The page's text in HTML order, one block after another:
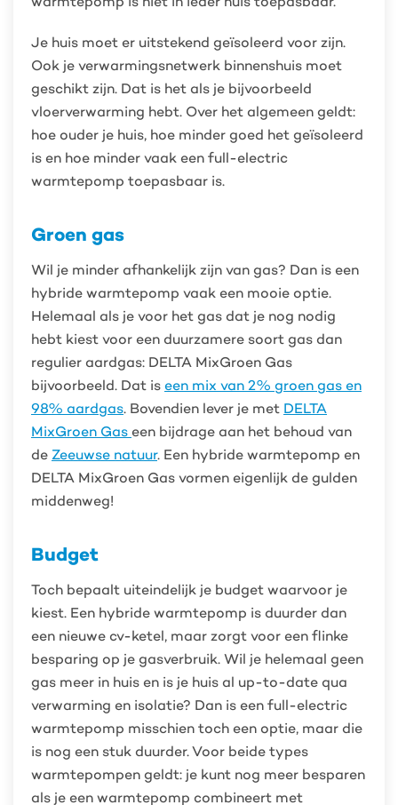
Je huis moet er uitstekend geïsoleerd voor zijn.
Ook je verwarmingsnetwerk binnenshuis moet
geschikt zijn. Dat is het als je bijvoorbeeld
vloerverwarming hebt. Over het algemeen geldt:
hoe ouder je huis, hoe minder goed het geïsoleerd
is en hoe minder vaak een full-electric
warmtepomp toepasbaar is.
Groen gas
Wil je minder afhankelijk zijn van gas? Dan is een
hybride warmtepomp vaak een mooie optie.
Helemaal als je voor het gas dat je nog nodig
hebt kiest voor een duurzamere soort gas dan
regulier aardgas: DELTA MixGroen Gas
bijvoorbeeld. Dat is een mix van 2% groen gas en
98% aardgas. Bovendien lever je met DELTA
MixGroen Gas een bijdrage aan het behoud van
de Zeeuwse natuur. Een hybride warmtepomp en
DELTA MixGroen Gas vormen eigenlijk de gulden
middenweg!
Budget
Toch bepaalt uiteindelijk je budget waarvoor je
kiest. Een hybride warmtepomp is duurder dan
een nieuwe cv-ketel, maar zorgt voor een flinke
besparing op je gasverbruik. Wil je helemaal geen
gas meer in huis en is je huis al up-to-date qua
verwarming en isolatie? Dan is een full-electric
warmtepomp misschien toch een optie, maar die
is nog een stuk duurder. Voor beide types
warmtepompen geldt: je kunt nog meer besparen
als je een warmtepomp combineert met